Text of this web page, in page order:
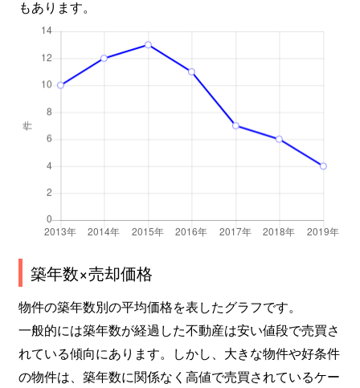
もあります。
築年数×売却価格
物件の築年数別の平均価格を表したグラフです。
一般的には築年数が経過した不動産は安い値段で売買さ
れている傾向にあります。しかし、大きな物件や好条件
の物件は、築年数に関係なく高値で売買されているケー